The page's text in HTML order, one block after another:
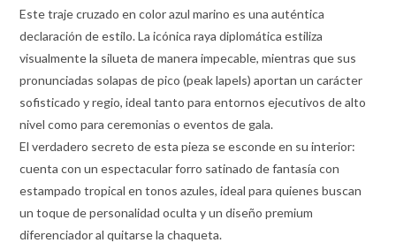
Este traje cruzado en color azul marino es una auténtica
declaración de estilo. La icónica raya diplomática estiliza
visualmente la silueta de manera impecable, mientras que sus
pronunciadas solapas de pico (peak lapels) aportan un carácter
sofisticado y regio, ideal tanto para entornos ejecutivos de alto
nivel como para ceremonias o eventos de gala.
El verdadero secreto de esta pieza se esconde en su interior:
cuenta con un espectacular forro satinado de fantasía con
estampado tropical en tonos azules, ideal para quienes buscan
un toque de personalidad oculta y un diseño premium
diferenciador al quitarse la chaqueta.